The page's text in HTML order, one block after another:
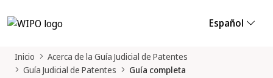
Español
Inicio
Acerca de la Guía Judicial de Patentes
Guía Judicial de Patentes
Guía completa